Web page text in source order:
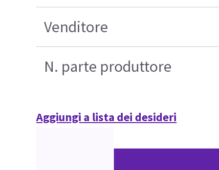
Venditore
N. parte produttore
Aggiungi a lista dei desideri